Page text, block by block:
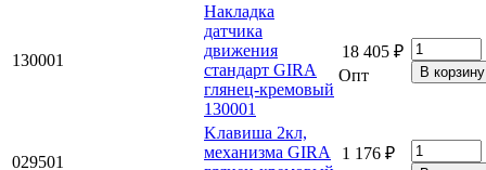
130001
Накладка
датчика
движения
стандарт GIRA
глянец-кремовый
130001
18 405 ₽
Опт
029501
Kлавиша 2кл,
механизма GIRA
1 176 ₽